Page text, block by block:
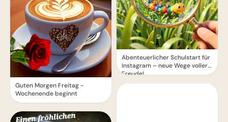
Guten Morgen Freitag -
Wochenende beginnt
Abenteuerlicher Schulstart für
Instagram – neue Wege voller
Freude!